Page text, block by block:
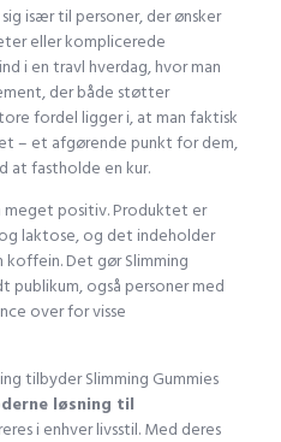
især til personer, der ønsker
eller komplicerede
i en travl hverdag, hvor man
der både støtter
fordel ligger i, at man faktisk
– et afgørende punkt for dem,
at fastholde en kur.
meget positiv. Produktet er
laktose, og det indeholder
Det gør Slimming
også personer med
over for visse
tilbyder Slimming Gummies
løsning til
i enhver livsstil. Med deres